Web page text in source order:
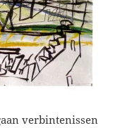
verbintenissen